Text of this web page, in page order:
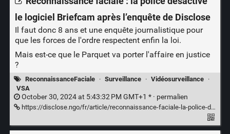
le logiciel Briefcam après l’enquête de Disclose
Il faut donc 8 ans et une enquête journalistique pour
que les forces de l'ordre respectent enfin la loi.
Mais est-ce que le Parquet va porter l'affaire en justice
?
ReconnaissanceFaciale · Surveillance · Vidéosurveillance ·
VSA
October 30, 2024 at 5:43:32 PM GMT+1 * · permalien
https://disclose.ngo/fr/article/reconnaissance-faciale-la-police-desactive-le-logiciel-briefcam-apres-lenquete-de-disclose